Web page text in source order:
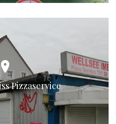
Pizzaservice